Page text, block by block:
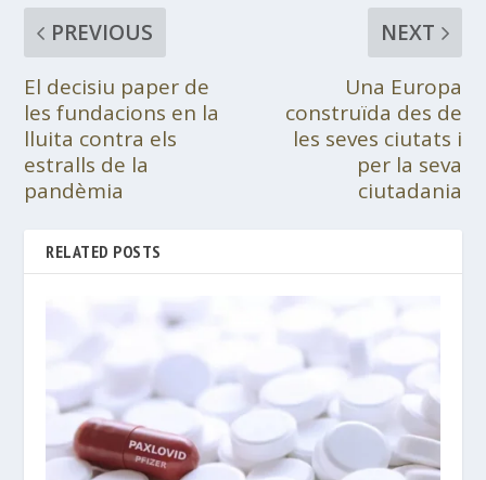
PREVIOUS
El decisiu paper de
les fundacions en la
lluita contra els
estralls de la
pandèmia
NEXT
Una Europa
construïda des de
les seves ciutats i
per la seva
ciutadania
RELATED POSTS